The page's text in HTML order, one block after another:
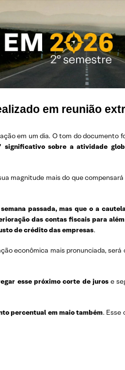
em reunião
em um dia. O tom do documento
significativo sobre a atividade
magnitude mais do que
passada, mas que o a
das contas fiscais para
de crédito das empresas.
econômica mais pronunciada, será
esse próximo corte de jurose
percentual em maio também. Esse